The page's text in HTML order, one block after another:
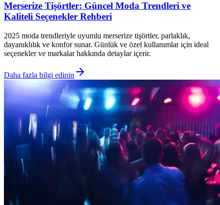
Merserize Tişörtler: Güncel Moda Trendleri ve
Kaliteli Seçenekler Rehberi
2025 moda trendleriyle uyumlu merserize tişörtler, parlaklık,
dayanıklılık ve konfor sunar. Günlük ve özel kullanımlar için ideal
seçenekler ve markalar hakkında detaylar içerir.
Daha fazla bilgi edinin